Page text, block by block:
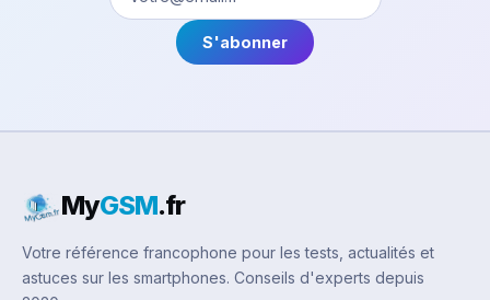
S'abonner
MyGSM.fr
Votre référence francophone pour les tests, actualités et
astuces sur les smartphones. Conseils d'experts depuis